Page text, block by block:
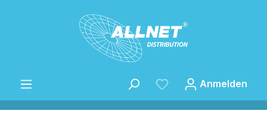
Zum Hauptinhalt springen
Anmelden